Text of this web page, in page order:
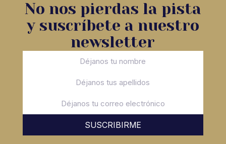
No nos pierdas la pista
y suscríbete a nuestro
newsletter
SUSCRIBIRME